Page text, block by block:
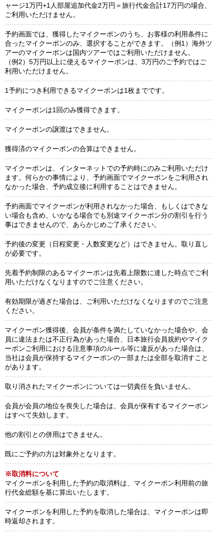
ャージ1万円+1人部屋追加代金2万円＝旅行代金合計17万円の場合、
ご利用いただけません。
予約画面では、獲得したマイクーポンのうち、お客様の利用条件に
合ったマイクーポンのみ、選択することができます。
（例1）海外ツ
アーのマイクーポンは国内ツアーではご利用いただけません。
（例2）5万円以上に使えるマイクーポンは、3万円のご予約ではご
利用いただけません。
1予約につき利用できるマイクーポンは1枚までです。
マイクーポンは1回のみ獲得できます。
マイクーポンの譲渡はできません。
獲得済のマイクーポンの合算はできません。
マイクーポンは、インターネットでの予約時にのみご利用いただけ
ます。何らかの事情により、予約画面でマイクーポンをご利用され
なかった場合、予約成立後に利用することはできません。
予約画面でマイクーポンが利用されなかった場合、もしくはできな
い場合も含め、いかなる場合でも別途マイクーポン分の割引を行う
事はできませんので、あらかじめご了承ください。
予約後の変更（日程変更・人数変更など）はできません。取り直し
が必要です。
先着予約制限のあるマイクーポンは先着上限数に達した時点でご利
用いただけなくなりますのでご注意ください。
有効期限が過ぎた場合は、ご利用いただけなくなりますのでご注意
ください。
マイクーポン獲得後、会員が条件を満たしていなかった場合や、会
員に違法または不正行為があった場合、日本旅行会員規約やマイク
ーポンご利用における注意事項のルール等に違反があった場合は、
当社は会員が保持するマイクーポンの一部または全部を取消すこと
があります。
取り消されたマイクーポンについては一切責任を負いません。
会員が会員の地位を喪失した場合は、会員が保有するマイクーポン
はすべて失効します。
他の割引との併用はできません。
既にご予約の方は対象外となります。
※取消料について
マイクーポンを利用した予約の取消料は、マイクーポン利用前の旅
行代金総額を基に算出いたします。
マイクーポンを利用した予約を取消した場合は、マイクーポンは即
時返却されます。